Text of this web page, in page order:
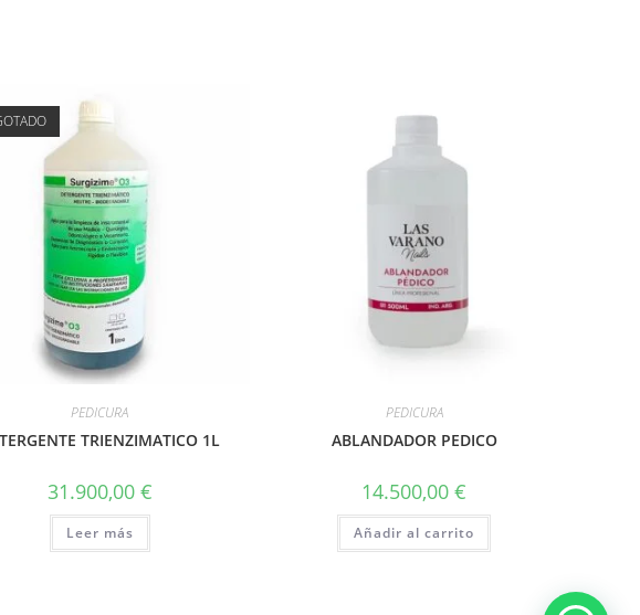
PEDICURA
TRIENZIMATICO 1L
31.900,00 €
Leer más
PEDICURA
ABLANDADOR PEDICO
14.500,00€
Añadir al carrito